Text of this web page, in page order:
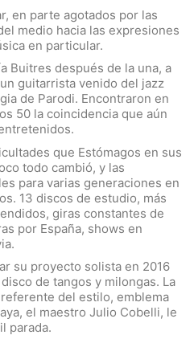
en parte agotados por las
medio hacia las expresiones
en particular.
Buitres después de la una, a
guitarrista venido del jazz
de Parodi. Encontraron en
50 la coincidencia que aún
que Estómagos en sus
todo cambió, y las
para varias generaciones en
13 discos de estudio, más
giras constantes de
por España, shows en
su proyecto solista en 2016
de tangos y milongas. La
del estilo, emblema
el maestro Julio Cobelli, le
parada.